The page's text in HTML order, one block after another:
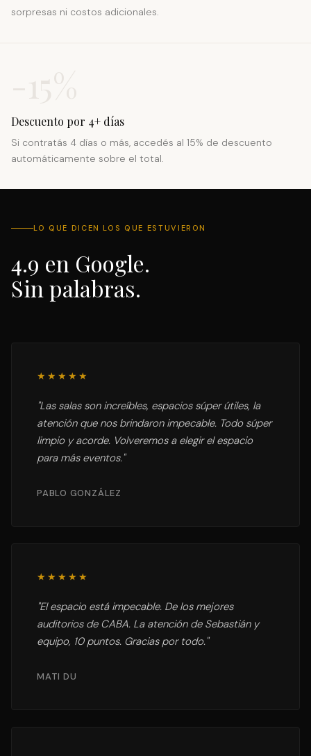
sorpresas ni costos adicionales.
Descuento por 4+ días
Si contratás 4 días o más, accedés al 15% de descuento
automáticamente sobre el total.
LO QUE DICEN LOS QUE ESTUVIERON
4.9 en Google.
Sin palabras.
★★★★★
"Las salas son increíbles, espacios súper útiles, la
atención que nos brindaron impecable. Todo súper
limpio y acorde. Volveremos a elegir el espacio
para más eventos."
PABLO GONZÁLEZ
★★★★★
"El espacio está impecable. De los mejores
auditorios de CABA. La atención de Sebastián y
equipo, 10 puntos. Gracias por todo."
MATI DU